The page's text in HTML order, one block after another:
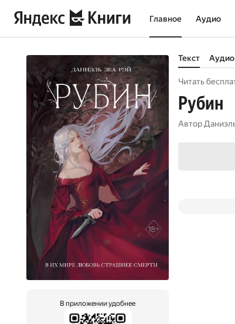
Главное Аудио
В приложении удобнее
Текст Аудио
Читать
Рубин
Автор